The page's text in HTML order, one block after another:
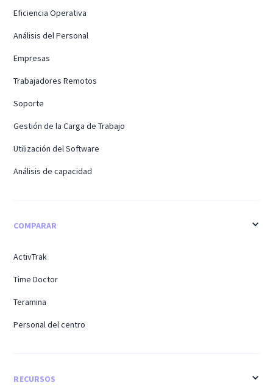
Eficiencia Operativa
Análisis del Personal
Empresas
Trabajadores Remotos
Soporte
Gestión de la Carga de Trabajo
Utilización del Software
Análisis de capacidad
COMPARAR
ActivTrak
Time Doctor
Teramina
Personal del centro
RECURSOS